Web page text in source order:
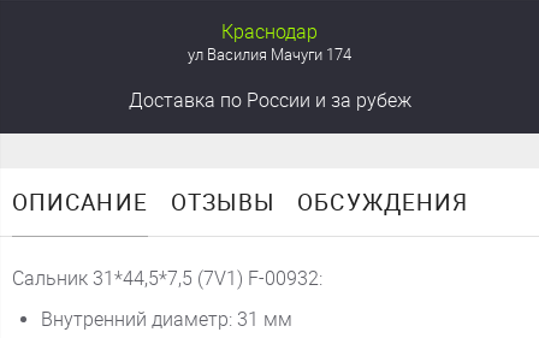
Краснодар
ул Василия Мачуги 174
Доставка по России и за рубеж
ОПИСАНИЕ ОТЗЫВЫ ОБСУЖДЕНИЯ
Сальник 31*44,5*7,5 (7V1) F-00932:
Внутренний диаметр: 31 мм